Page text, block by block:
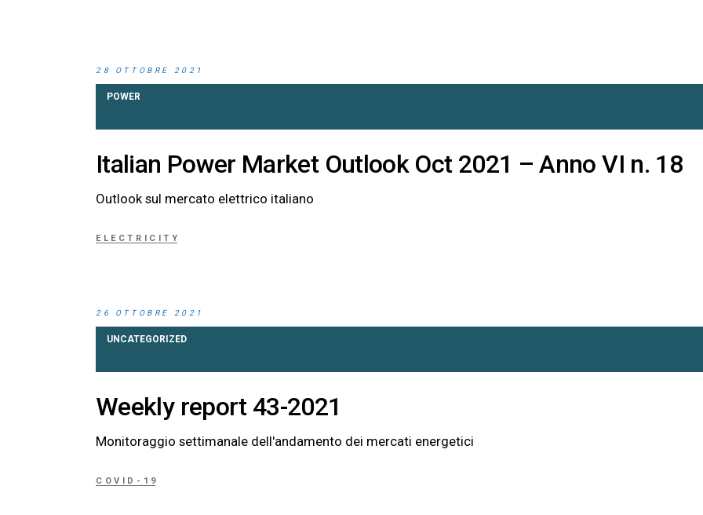
28 OTTOBRE 2021
POWER
Italian Power Market Outlook Oct 2021 – Anno VI n. 18
Outlook sul mercato elettrico italiano
ELECTRICITY
26 OTTOBRE 2021
UNCATEGORIZED
Weekly report 43-2021
Monitoraggio settimanale dell'andamento dei mercati energetici
COVID-19